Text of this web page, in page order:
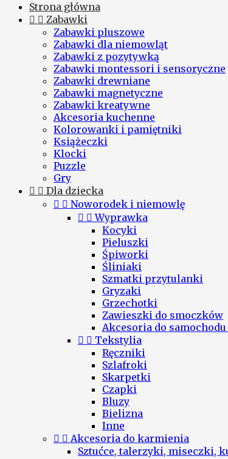
Strona główna
  Zabawki
Zabawki pluszowe
Zabawki dla niemowląt
Zabawki z pozytywką
Zabawki montessori i sensoryczne
Zabawki drewniane
Zabawki magnetyczne
Zabawki kreatywne
Akcesoria kuchenne
Kolorowanki i pamiętniki
Książeczki
Klocki
Puzzle
Gry
  Dla dziecka
  Noworodek i niemowlę
  Wyprawka
Kocyki
Pieluszki
Śpiworki
Śliniaki
Szmatki przytulanki
Gryzaki
Grzechotki
Zawieszki do smoczków
Akcesoria do
  Tekstylia
Ręczniki
Szlafroki
Skarpetki
Czapki
Bluzy
Bielizna
Inne
  Akcesoria do karmienia
Sztućce, talerzyki, miseczki,